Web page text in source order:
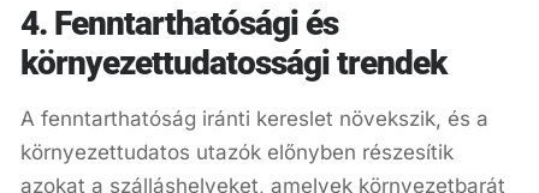
4. Fenntarthatósági és
környezettudatossági trendek
A fenntarthatóság iránti kereslet növekszik, és a
környezettudatos utazók előnyben részesítik
azokat a szálláshelyeket, amelyek környezetbarát